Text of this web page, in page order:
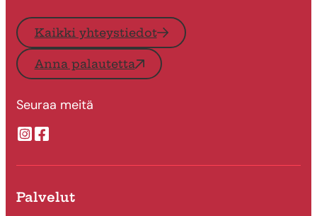
Kaikki yhteystiedot
Anna palautetta
Seuraa meitä
Suonenjoen kaupungin Instragram
Suonenjoen kaupungin Facebook
Palvelut